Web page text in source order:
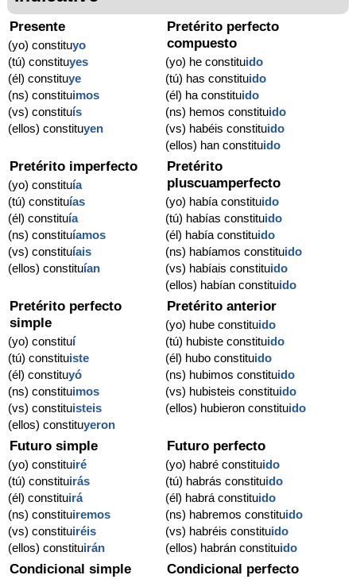
Presente
(yo) constituyo
(tú) constituyes
(él) constituye
(ns) constituimos
(vs) constituís
(ellos) constituyen
Pretérito perfecto
compuesto
(yo) he constituido
(tú) has constituido
(él) ha constituido
(ns) hemos constituido
(vs) habéis constituido
(ellos) han constituido
Pretérito imperfecto
(yo) constituía
(tú) constituías
(él) constituía
(ns) constituíamos
(vs) constituíais
(ellos) constituían
Pretérito
pluscuamperfecto
(yo) había constituido
(tú) habías constituido
(él) había constituido
(ns) habíamos constituido
(vs) habíais constituido
(ellos) habían constituido
Pretérito perfecto
simple
(yo) constituí
(tú) constituiste
(él) constituyó
(ns) constituimos
(vs) constituisteis
(ellos) constituyeron
Pretérito anterior
(yo) hube constituido
(tú) hubiste constituido
(él) hubo constituido
(ns) hubimos constituido
(vs) hubisteis constituido
(ellos) hubieron constituido
Futuro simple
(yo) constituiré
(tú) constituirás
(él) constituirá
(ns) constituiremos
(vs) constituiréis
(ellos) constituirán
Futuro perfecto
(yo) habré constituido
(tú) habrás constituido
(él) habrá constituido
(ns) habremos constituido
(vs) habréis constituido
(ellos) habrán constituido
Condicional simple Condicional perfecto